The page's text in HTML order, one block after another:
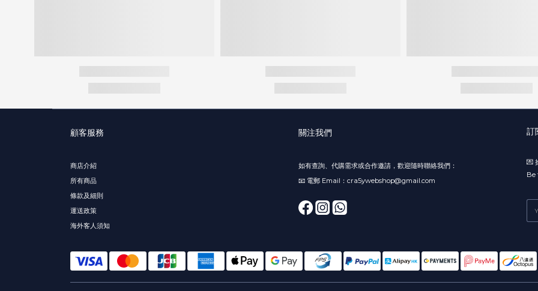
顧客服務
商店介紹
所有商品
條款及細則
運送政策
海外客人須知
關注我們
如有查詢、代購需求或合作邀請，歡迎隨時聯絡我們：
📧 電郵 Email：cra5ywebshop@gmail.com
訂
💌
Be